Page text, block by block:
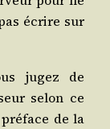
écrire sur
jugez de
selon ce
de la